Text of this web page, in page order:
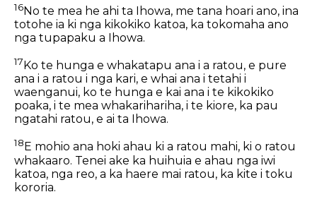
16No te mea he ahi ta Ihowa, me tana hoari ano, ina
totohe ia ki nga kikokiko katoa, ka tokomaha ano
nga tupapaku a Ihowa.
17 Ko te hunga e whakatapu ana i a ratou, e pure
ana i a ratou i nga kari, e whai ana i tetahi i
waenganui, ko te hunga e kai ana i te kikokiko
poaka, i te mea whakarihariha, i te kiore, ka pau
ngatahi ratou, e ai ta Ihowa.
18 E mohio ana hoki ahau ki a ratou mahi, ki o ratou
whakaaro. Tenei ake ka huihuia e ahau nga iwi
katoa, nga reo, a ka haere mai ratou, ka kite i toku
kororia.